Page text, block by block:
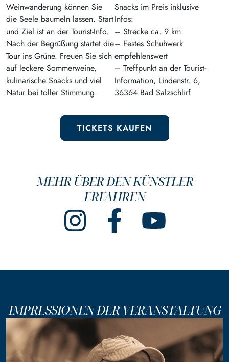
Weinwanderung können Sie
die Seele baumeln lassen. Start
und Ziel ist an der Tourist-Info.
Nach der Begrüßung startet die
Tour ins Grüne. Freuen Sie sich
auf leckere Sommerweine,
kulinarische Snacks und viel
Natur bei toller Stimmung.
Snacks im Preis inklusive
Infos:
– Strecke ca. 9 km
– Festes Schuhwerk
empfehlenswert
– Treffpunkt an der Tourist-
Information, Lindenstr. 6,
36364 Bad Salzschlirf
TICKETS KAUFEN
MEHR ÜBER DEN KÜNSTLER
ERFAHREN
IMPRESSIONEN DER VERANSTALTUNG